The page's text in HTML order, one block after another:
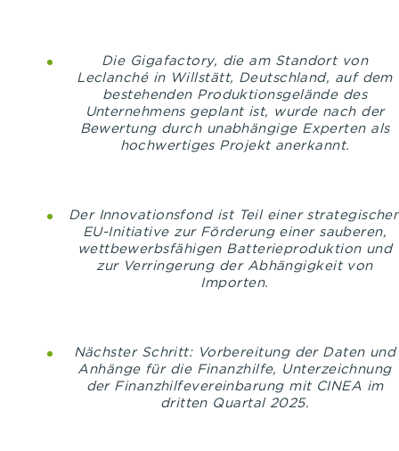
Die Gigafactory, die am Standort von
Leclanché in Willstätt, Deutschland, auf dem
bestehenden Produktionsgelände des
Unternehmens geplant ist, wurde nach der
Bewertung durch unabhängige Experten als
hochwertiges Projekt anerkannt.
Der Innovationsfond ist Teil einer
EU-Initiative zur Förderung einer sauberen,
wettbewerbsfähigen Batterieproduktion und
zur Verringerung der Abhängigkeit von
Importen.
Nächster Schritt: Vorbereitung der Daten und
Anhänge für die Finanzhilfe, Unterzeichnung
der Finanzhilfevereinbarung mit CINEA im
dritten Quartal 2025.